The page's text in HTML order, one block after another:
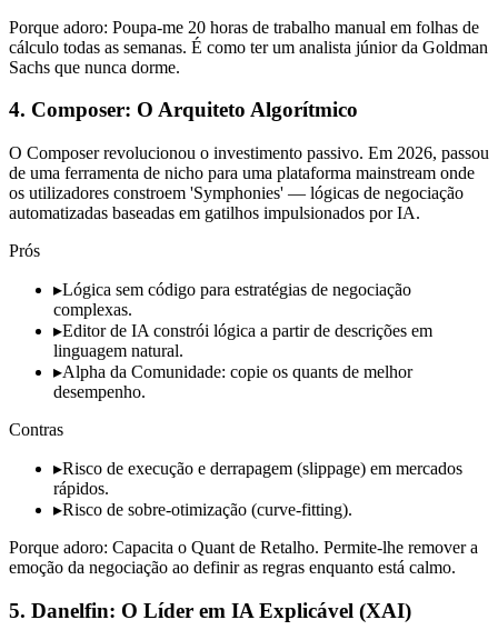
Porque adoro: Poupa-me 20 horas de trabalho manual em folhas de
cálculo todas as semanas. É como ter um analista júnior da Goldman
Sachs que nunca dorme.
4. Composer: O Arquiteto Algorítmico
O Composer revolucionou o investimento passivo. Em 2026, passou
de uma ferramenta de nicho para uma plataforma mainstream onde
os utilizadores constroem 'Symphonies' — lógicas de negociação
automatizadas baseadas em gatilhos impulsionados por IA.
Prós
▸Lógica sem código para estratégias de negociação
complexas.
▸Editor de IA constrói lógica a partir de descrições em
linguagem natural.
▸Alpha da Comunidade: copie os quants de melhor
desempenho.
Contras
▸Risco de execução e derrapagem (slippage) em mercados
rápidos.
▸Risco de sobre-otimização (curve-fitting).
Porque adoro: Capacita o Quant de Retalho. Permite-lhe remover a
emoção da negociação ao definir as regras enquanto está calmo.
5. Danelfin: O Líder em IA Explicável (XAI)